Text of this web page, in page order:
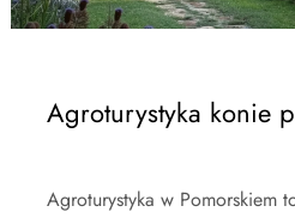
Agroturystyka konie
Agroturystyka w Pomorskiem